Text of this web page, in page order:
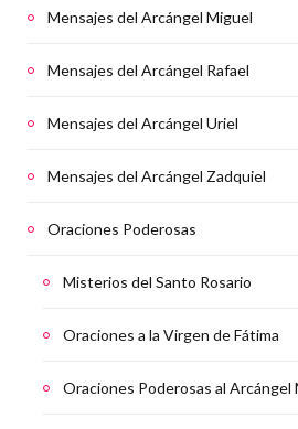
Mensajes del Arcángel Miguel
Mensajes del Arcángel Rafael
Mensajes del Arcángel Uriel
Mensajes del Arcángel Zadquiel
Oraciones Poderosas
Misterios del Santo Rosario
Oraciones a la Virgen de Fátima
Oraciones Poderosas al Arcángel